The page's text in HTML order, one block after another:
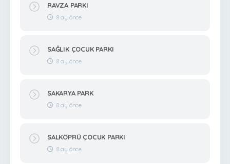
RAVZA PARKI
8 ay önce
SAĞLIK ÇOCUK PARKI
8 ay önce
SAKARYA PARK
8 ay önce
SALKÖPRÜ ÇOCUK PARKI
8 ay önce